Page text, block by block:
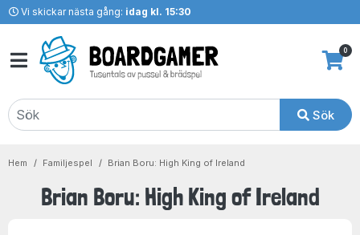
Vi skickar nästa gång: idag kl. 15:30
Sök
0
Hem Familjespel Brian Boru: High King of Ireland
Brian Boru: High King of Ireland